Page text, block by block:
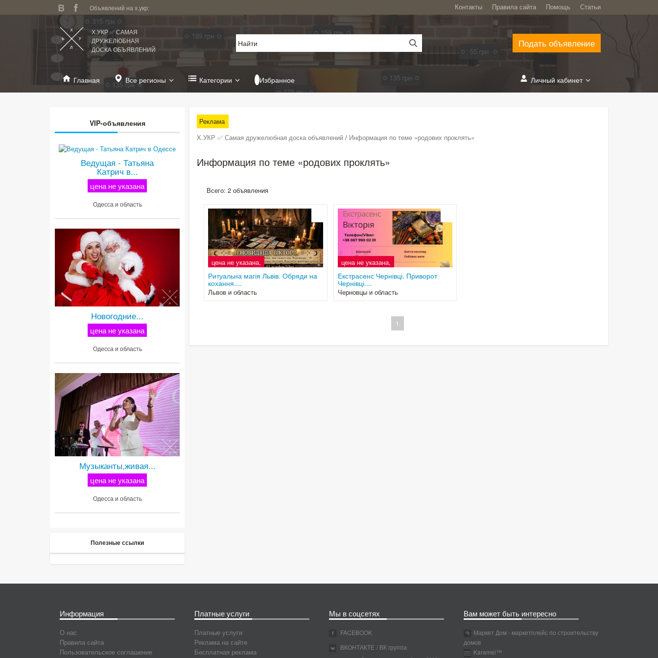
Объявлений на х.укр: Контакты Правила сайта Помощь Статьи
Х.УКР ✅ САМАЯ
ДРУЖЕЛЮБНАЯ
ДОСКА ОБЪЯВЛЕНИЙ
Подать объявление
Главная Все регионы Категории Избранное Личный кабинет
Реклама
Х.УКР ✅ Самая дружелюбная доска объявлений / Информация по теме «родових проклять»
Информация по теме «родових проклять»
Всего: 2 объявления
цена не указана,
Ритуальна магія Львів. Обряди на
кохання....
Львов и область
цена не указана,
Екстрасенс Чернівці. Приворот
Чернівці....
Черновцы и область
1
VIP-объявления
Ведущая - Татьяна
Катрич в...
цена не указана
Одесса и область
Новогодние...
цена не указана
Одесса и область
Музыканты,живая...
цена не указана
Одесса и область
Полезные ссылки
Информация
О нас
Правила сайта
Пользовательское соглашение
Платные услуги
Платные услуги
Реклама на сайте
Бесплатная реклама
Мы в соцсетях
FACEBOOK
ВКОНТАКТЕ / ВК группа
Вам может быть интересно
Маркет Дом - маркетплейс по строительству
домов
Karamel™